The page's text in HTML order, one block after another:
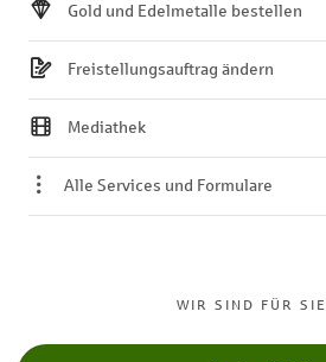
WIR SIND FÜR
Gold und Edelmetalle bestellen
Freistellungsauftrag ändern
Mediathek
Alle Services und Formulare